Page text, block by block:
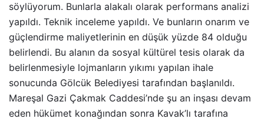
söylüyorum. Bunlarla alakalı olarak performans analizi
yapıldı. Teknik inceleme yapıldı. Ve bunların onarım ve
güçlendirme maliyetlerinin en düşük yüzde 84 olduğu
belirlendi. Bu alanın da sosyal kültürel tesis olarak da
belirlenmesiyle lojmanların yıkımı yapılan ihale
sonucunda Gölcük Belediyesi tarafından başlanıldı.
Mareşal Gazi Çakmak Caddesi’nde şu an inşası devam
eden hükümet konağından sonra Kavak’lı tarafına